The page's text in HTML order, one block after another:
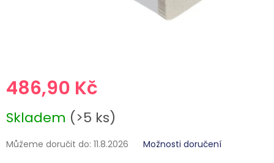
486,90 Kč
cena:
Skladem (>5 ks)
Můžeme doručit do: 11.8.2026 Možnosti doručení